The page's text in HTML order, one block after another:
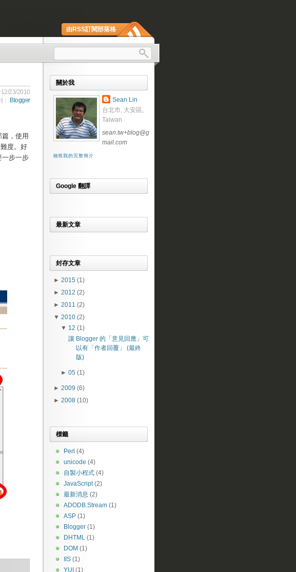
由RSS訂閱部落格
23/2010
Blogger
篇，使用
度。好
一步一步
關於我
Sean Lin
台北市, 大安區,
Taiwan
sean.tw+blog@g
mail.com
檢視我的完整簡介
Google 翻譯
最新文章
封存文章
► 2015 (1)
► 2012 (2)
► 2011 (2)
▼ 2010 (2)
▼ 12 (1)
讓 Blogger 的「意見回應」可
以有「作者回覆」 (最終
版)
► 05 (1)
► 2009 (6)
► 2008 (10)
標籤
Perl (4)
unicode (4)
自製小程式 (4)
JavaScript (2)
最新消息 (2)
ADODB.Stream (1)
ASP (1)
Blogger (1)
DHTML (1)
DOM (1)
IIS (1)
YUI (1)